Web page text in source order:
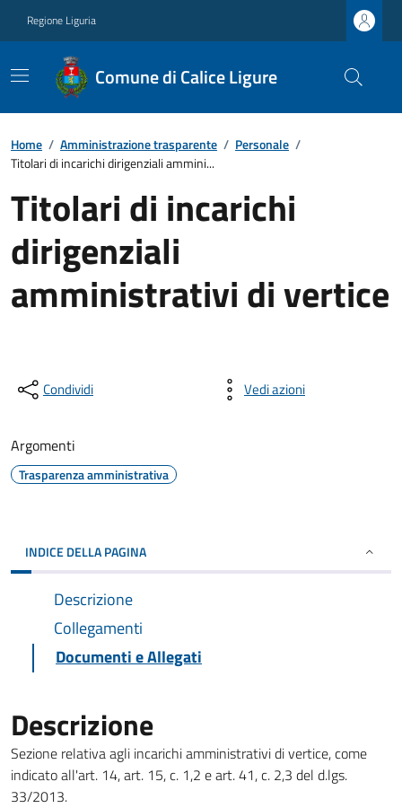
Regione Liguria
Comune di Calice Ligure
Home / Amministrazione trasparente / Personale /
Titolari di incarichi dirigenziali ammini...
Titolari di incarichi
dirigenziali
amministrativi di vertice
Condividi Vedi azioni
Argomenti
Trasparenza amministrativa
INDICE DELLA PAGINA
Descrizione
Collegamenti
Documenti e Allegati
Descrizione
Sezione relativa agli incarichi amministrativi di vertice, come
indicato all'art. 14, art. 15, c. 1,2 e art. 41, c. 2,3 del d.lgs.
33/2013.